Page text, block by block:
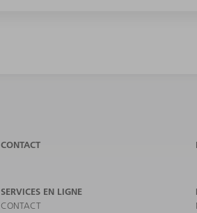
CONTACT
SERVICES EN LIGNE
CONTACT